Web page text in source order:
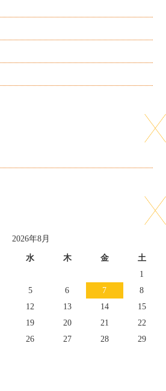
2026年8月
水 木 金 土
1
5 6 7
8
12 13 14
15
19 20 21
22
26 27 28
29